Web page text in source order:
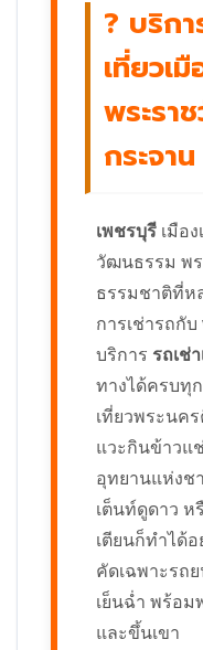
? บริกา
เที่ยวเ
พระรา
กระจาน
เพชรบุรี เมือ
วัฒนธรรม พร
ธรรมชาติที่ห
การเช่ารถกับ
บริการ รถเช่
ทางได้ครบทุ
เที่ยวพระนคร
แวะกินข้าวแ
อุทยานแห่งช
เต็นท์ดูดาว
เตียนก็ทำได้อ
คัดเฉพาะรถ
เย็นฉ่ำ พร้อม
และขึ้นเขา